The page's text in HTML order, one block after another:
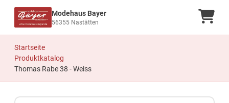
Modehaus Bayer
56355 Nastätten
Startseite
Produktkatalog
Thomas Rabe 38 - Weiss